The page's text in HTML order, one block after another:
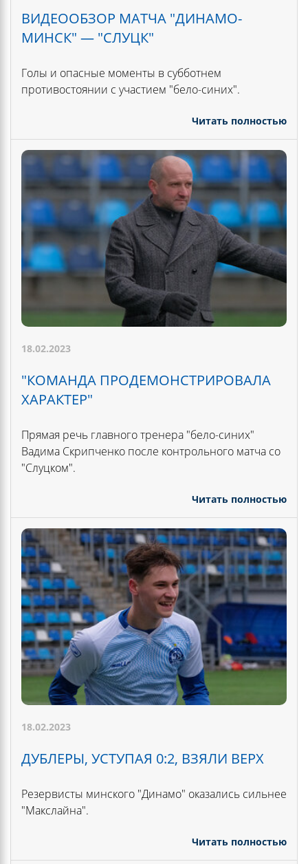
ВИДЕООБЗОР МАТЧА "ДИНАМО-
МИНСК" — "СЛУЦК"
Голы и опасные моменты в субботнем
противостоянии с участием "бело-синих".
Читать полностью
18.02.2023
"КОМАНДА ПРОДЕМОНСТРИРОВАЛА
ХАРАКТЕР"
Прямая речь главного тренера "бело-синих"
Вадима Скрипченко после контрольного матча со
"Слуцком".
Читать полностью
18.02.2023
ДУБЛЕРЫ, УСТУПАЯ 0:2, ВЗЯЛИ ВЕРХ
Резервисты минского "Динамо" оказались сильнее
"Макслайна".
Читать полностью